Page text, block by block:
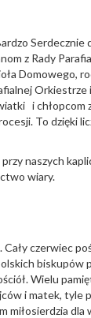
Serdecznie
z Rady
Domowego,
i chłopcom
To dzięki
naszych
wiary.
czerwiec
Wielu
i matek, tyle
miłosierdzia dla